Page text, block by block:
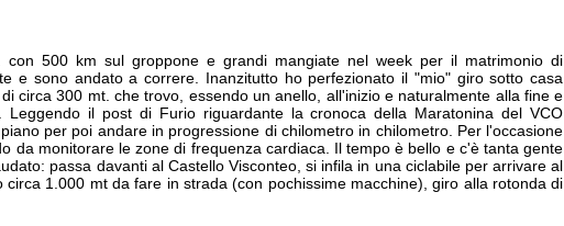
con 500 km sul groppone e grandi mangiate nel week per il matrimonio di
e sono andato a correre. Inanzitutto ho perfezionato il "mio" giro sotto casa
circa 300 mt. che trovo, essendo un anello, all'inizio e naturalmente alla fine e
Leggendo il post di Furio riguardante la cronoca della Maratonina del VCO
per poi andare in progressione di chilometro in chilometro. Per l'occasione
da monitorare le zone di frequenza cardiaca. Il tempo è bello e c'è tanta gente
passa davanti al Castello Visconteo, si infila in una ciclabile per arrivare al
circa 1.000 mt da fare in strada (con pochissime macchine), giro alla rotonda di